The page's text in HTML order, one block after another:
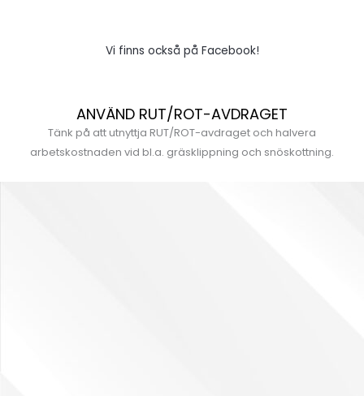
Vi finns också på Facebook!
ANVÄND RUT/ROT-AVDRAGET
Tänk på att utnyttja RUT/ROT-avdraget och halvera
arbetskostnaden vid bl.a. gräsklippning och snöskottning.